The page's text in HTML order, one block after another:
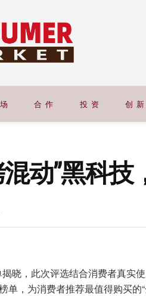
合 作 投 资 创 新
动”黑科技
晓，此次评选结合消费者真实
单，为消费者推荐最值得购买的